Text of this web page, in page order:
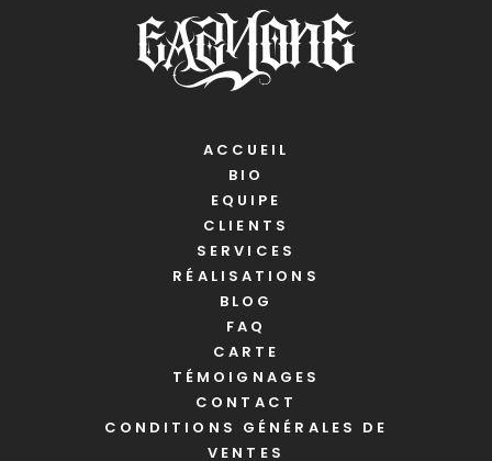
ACCUEIL
BIO
EQUIPE
CLIENTS
SERVICES
RÉALISATIONS
BLOG
FAQ
CARTE
TÉMOIGNAGES
CONTACT
CONDITIONS GÉNÉRALES DE
VENTES